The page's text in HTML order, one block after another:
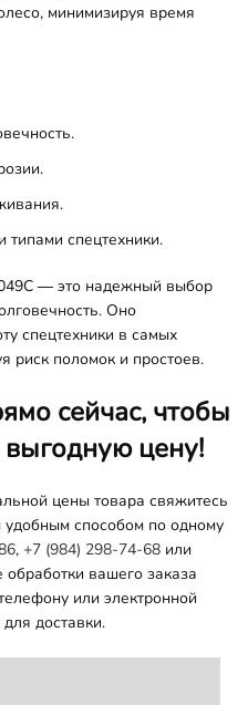
минимизируя время
типами спецтехники.
— это надежный выбор
Оно
спецтехники в самых
риск поломок и простоев.
сейчас, чтобы
цену!
цены товара свяжитесь
способом по одному
, +7 (984) 298-74-68 или
обработки вашего заказа
или электронной
доставки.